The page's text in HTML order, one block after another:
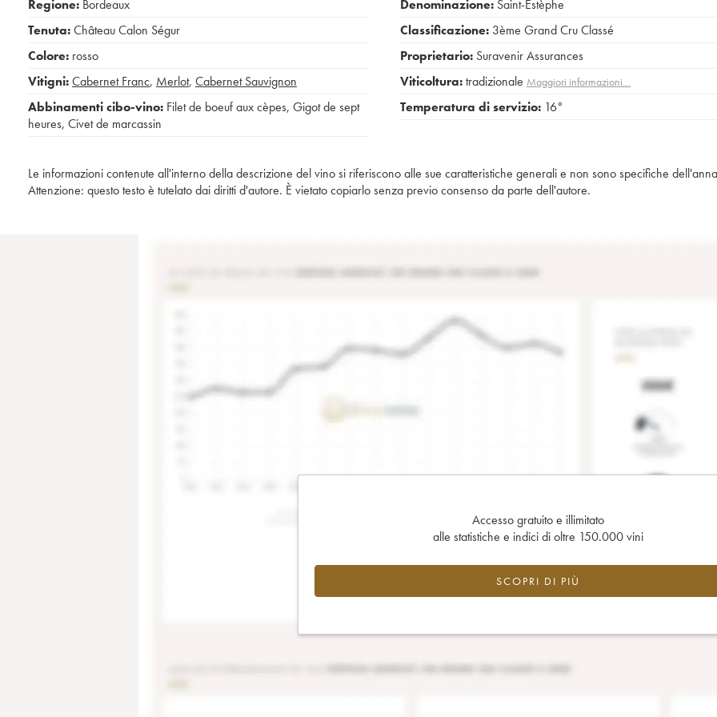
Regione: Bordeaux
Tenuta:Château Calon Ségur
Colore: rosso
Vitigni:Cabernet Franc, Merlot, Cabernet Sauvignon
Abbinamenti cibo-vino: Filet de boeuf aux cèpes, Gigot de sept
heures, Civet de marcassin
Denominazione: Saint-Estèphe
Classificazione: 3ème Grand Cru Classé
Proprietario: Suravenir Assurances
Viticoltura:tradizionale Maggiori informazioni…
Temperatura di servizio: 16°
Le informazioni contenute all'interno della descrizione del vino si riferiscono alle sue caratteristiche generali e non sono specifiche
Attenzione: questo testo è tutelato dai diritti d'autore. È vietato copiarlo senza previo consenso da parte dell'autore.
Accesso gratuito e illimitato
alle statistiche e indici di oltre 150.000 vini
SCOPRI DI PIÙ